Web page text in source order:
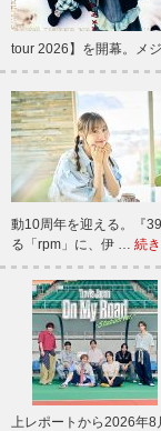
tour 2026】を開幕。メ
動10周年を迎える。『
る「rpm」に、伊 … 続
上レポートから2026年